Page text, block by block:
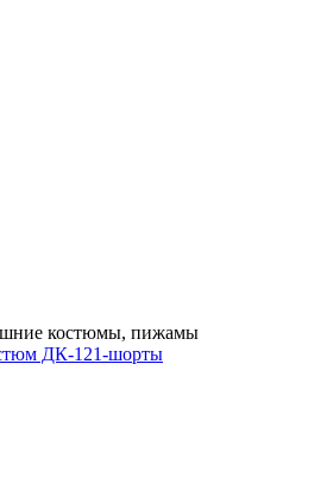
костюмы, пижамы
ДК-121-шорты